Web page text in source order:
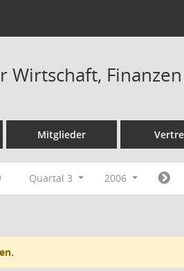
Wirtschaft,
Mitglieder
Quartal 3 2006